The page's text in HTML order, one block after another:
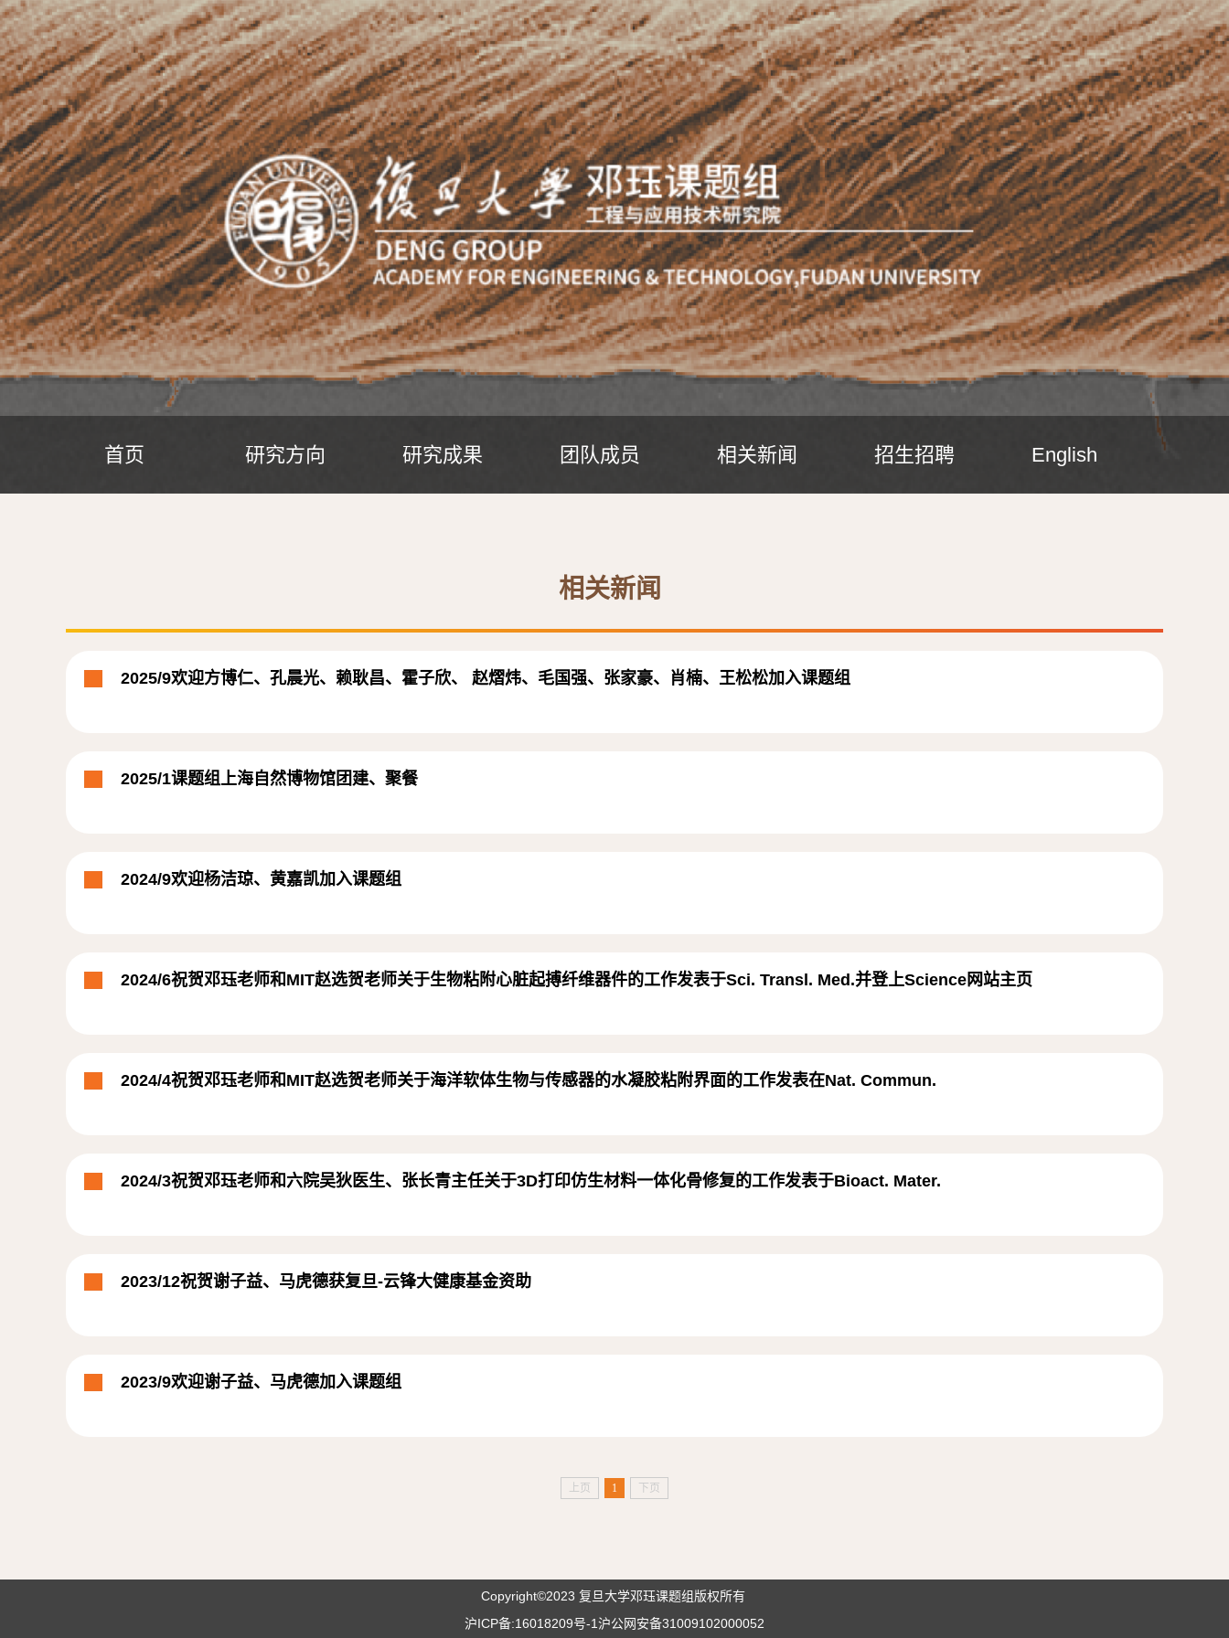
首页 研究方向 研究成果 团队成员 相关新闻 招生招聘 English
相关新闻
2025/9欢迎方博仁、孔晨光、赖耿昌、霍子欣、 赵熠炜、毛国强、张家豪、肖楠、王松松加入课题组
2025/1课题组上海自然博物馆团建、聚餐
2024/9欢迎杨洁琼、黄嘉凯加入课题组
2024/6祝贺邓珏老师和MIT赵选贺老师关于生物粘附心脏起搏纤维器件的工作发表于Sci. Transl. Med.并登上Science网站主页
2024/4祝贺邓珏老师和MIT赵选贺老师关于海洋软体生物与传感器的水凝胶粘附界面的工作发表在Nat. Commun.
2024/3祝贺邓珏老师和六院吴狄医生、张长青主任关于3D打印仿生材料一体化骨修复的工作发表于Bioact. Mater.
2023/12祝贺谢子益、马虎德获复旦-云锋大健康基金资助
2023/9欢迎谢子益、马虎德加入课题组
上页 1 下页
Copyright©2023 复旦大学邓珏课题组版权所有
沪ICP备:16018209号-1沪公网安备31009102000052